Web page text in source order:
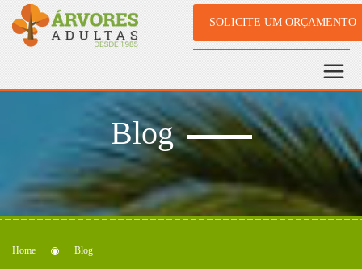
SOLICITE UM ORÇAMENTO
Blog
Home Blog